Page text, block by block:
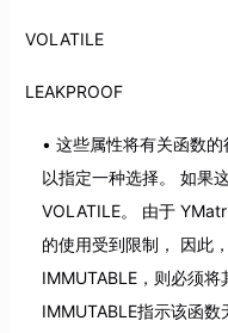
VOLATILE
LEAKPROOF
这些属性将有关函数
以指定一种选择。 如果
VOLATILE。 由于
的使用受到限制， 因此
IMMUTABLE，则必须将
IMMUTABLE指示该函